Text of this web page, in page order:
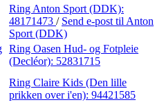
Ring Anton Sport (DDK):
48171473 / Send e-post til Anton
Sport (DDK)
Ring Oasen Hud- og Fotpleie
(Decléor): 52831715
Ring Claire Kids (Den lille
prikken over i'en): 94421585